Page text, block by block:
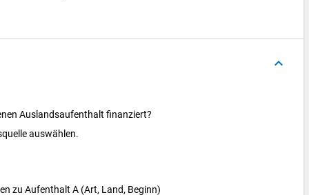
keyboard_arrow_up
Auslandsaufenthalt finanziert?
auswählen.
zu Aufenthalt A (Art, Land, Beginn)